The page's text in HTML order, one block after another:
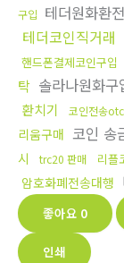
구입 테더원화환전
테더코인직거래
핸드폰결제코인구입
탁 솔라나원화구
환치기 코인전송
리움구매 코인 송
시
trc20 판매 리플
암호화폐전송대행
좋아요 0
인쇄